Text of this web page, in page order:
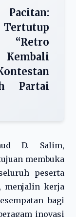
Partai
D. Salim,
membuka
peserta
menjalin kerja
bagi
inovasi